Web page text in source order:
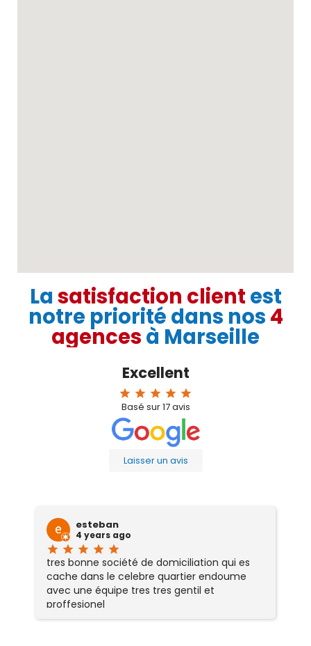
La satisfaction client est
notre priorité dans nos 4
agences à Marseille
Excellent
star star star star star
Basé sur17avis
Laisser un avis
esteban
4 years ago
star star star star star
tres bonne société de domiciliation qui es
cache dans le celebre quartier endoume
avec une équipe tres tres gentil et
proffesionel